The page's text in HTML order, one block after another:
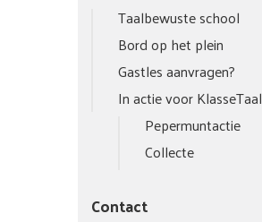
Taalbewuste school
Bord op het plein
Gastles aanvragen?
In actie voor KlasseTaal
Pepermuntactie
Collecte
Contact